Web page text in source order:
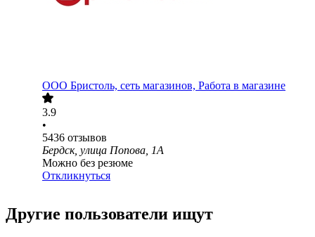
ООО Бристоль, сеть магазинов, Работа в магазине
3.9
•
5436 отзывов
Бердск, улица Попова, 1А
Можно без резюме
Откликнуться
Другие пользователи ищут